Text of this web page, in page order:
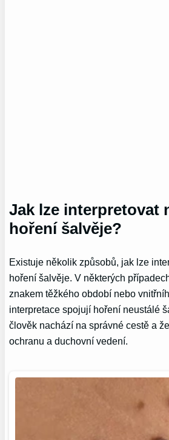
Jak lze interpretovat
hoření šalvěje?
Existuje několik způsobů, jak lze
hoření šalvěje. V některých
znakem těžkého období nebo
interpretace spojují hoření neustálé
člověk nachází na správné cestě a
ochranu a duchovní vedení.